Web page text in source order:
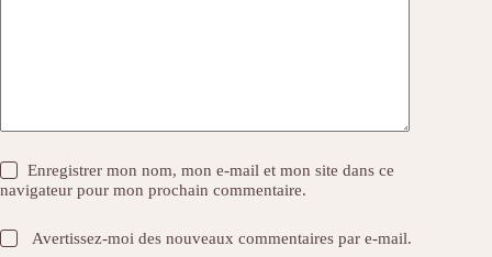
Enregistrer mon nom, mon e-mail et mon site dans ce
navigateur pour mon prochain commentaire.
Avertissez-moi des nouveaux commentaires par e-mail.